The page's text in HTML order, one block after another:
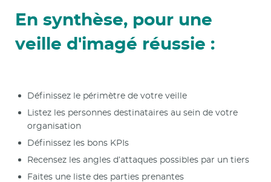
En synthèse, pour une
veille d'imagé réussie :
Définissez le périmètre de votre veille
Listez les personnes destinataires au sein de votre
organisation
Définissez les bons KPIs
Recensez les angles d’attaques possibles par un tiers
Faites une liste des parties prenantes